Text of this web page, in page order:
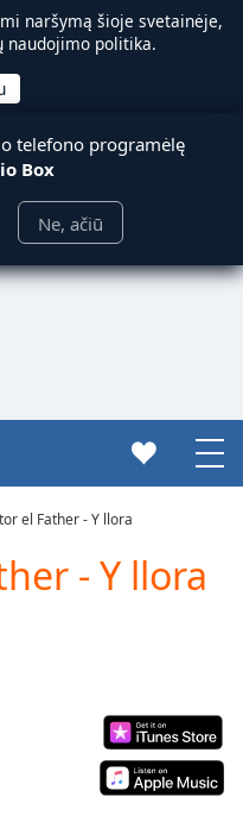
naršymą šioje svetainėje,
naudojimo politika.
telefono programėlę
Box
Ne, ačiū
el Father - Y llora
- Y llora